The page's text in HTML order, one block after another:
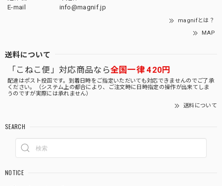
E-mail
info@magnif.jp
magnifとは？
MAP
送料について
「こねこ便」対応商品なら全国一律 420円
配達はポスト投函です。到着日時をご指定いただいても対応できませんのでご了承
ください。（システム上の都合により、ご注文時に日時指定の操作が出来てしま
うのですが実際には承れません）
送料について
SEARCH
NOTICE